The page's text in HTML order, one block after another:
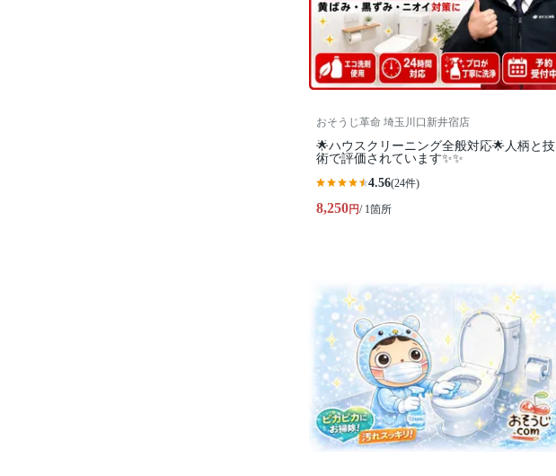
おそうじ革命 埼玉川口新井宿店
🌟ハウスクリーニング全般対応🌟人柄と技
術で評価されています✨✨
4.56(24件)
8,250円/ 1箇所